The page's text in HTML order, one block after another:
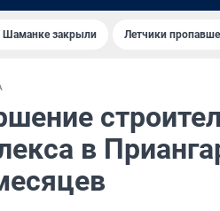
Шаманке закрыли Летчики
в